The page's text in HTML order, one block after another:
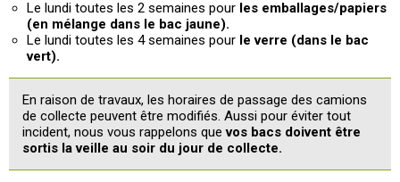
Le lundi toutes les 2 semaines pour les emballages/papiers
(en mélange dans le bac jaune).
Le lundi toutes les 4 semaines pour le verre (dans le bac
vert).
En raison de travaux, les horaires de passage des camions
de collecte peuvent être modifiés. Aussi pour éviter tout
incident, nous vous rappelons quevos bacs doivent être
sortis la veille au soir du jour de collecte.